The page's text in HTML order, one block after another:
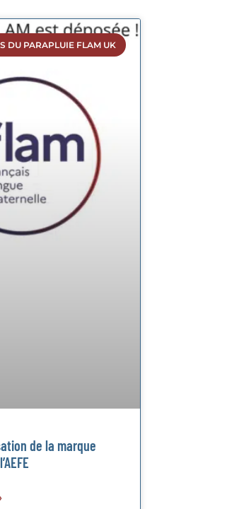
DU PARAPLUIE FLAM UK
de la marque